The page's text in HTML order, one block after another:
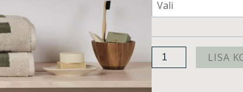
4tk
LISA